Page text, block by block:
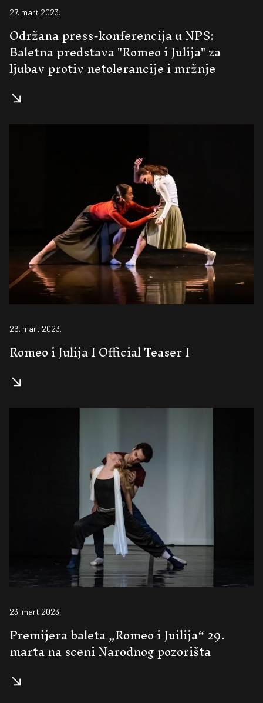
27. mart 2023.
Održana press-konferencija u NPS:
Baletna predstava "Romeo i Julija" za
ljubav protiv netolerancije i mržnje
26. mart 2023.
Romeo i Julija I Official Teaser I
23. mart 2023.
Premijera baleta „Romeo i Juilija“ 29.
marta na sceni Narodnog pozorišta